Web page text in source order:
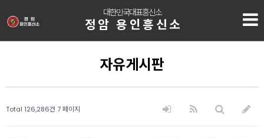
대한민국대표흥신소
정암 용인흥신소
자유게시판
Total 126,286건 7 페이지